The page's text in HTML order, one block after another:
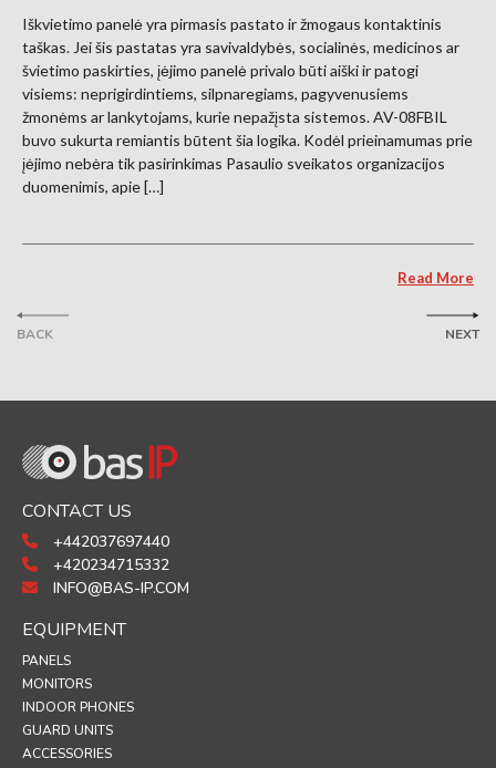
BACK
Iškvietimo panelė yra pirmasis pastato ir žmogaus kontaktinis
taškas. Jei šis pastatas yra savivaldybės, socialinės, medicinos ar
švietimo paskirties, įėjimo panelė privalo būti aiški ir patogi
visiems: neprigirdintiems, silpnaregiams, pagyvenusiems
žmonėms ar lankytojams, kurie nepažįsta sistemos. AV-08FBIL
buvo sukurta remiantis būtent šia logika. Kodėl prieinamumas prie
įėjimo nebėra tik pasirinkimas Pasaulio sveikatos organizacijos
duomenimis, apie […]
Read More
NEXT
CONTACT US
+442037697440
+420234715332
INFO@BAS-IP.COM
EQUIPMENT
PANELS
MONITORS
INDOOR PHONES
GUARD UNITS
ACCESSORIES